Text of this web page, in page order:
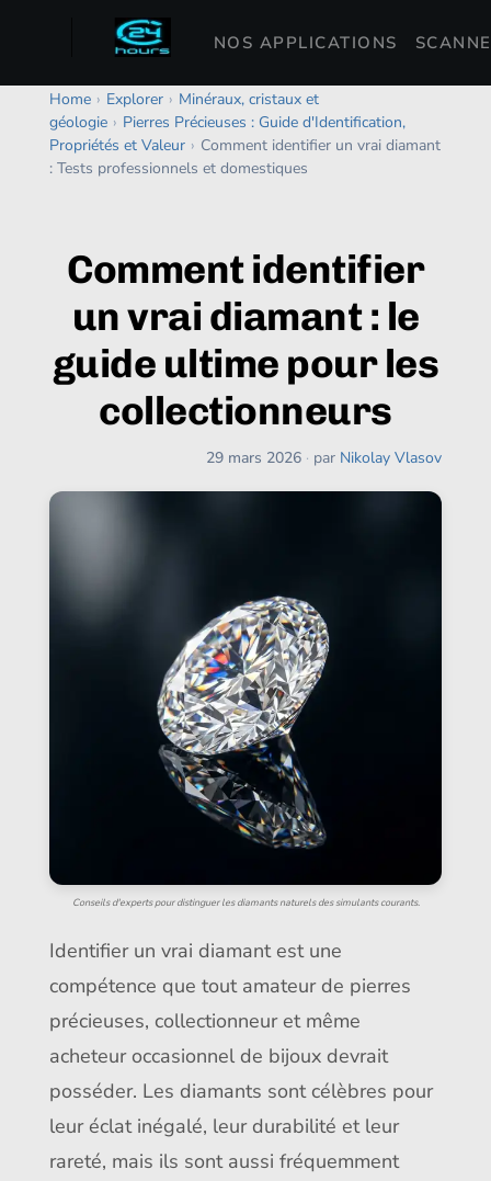
NOS APPLICATIONS
Home › Explorer › Minéraux, cristaux et
géologie › Pierres Précieuses : Guide d'Identification,
Propriétés et Valeur › Comment identifier un vrai diamant
: Tests professionnels et domestiques
Comment identifier
un vrai diamant : le
guide ultime pour les
collectionneurs
29 mars 2026 · par Nikolay Vlasov
Conseils d'experts pour distinguer les diamants naturels des simulants courants.
Identifier un vrai diamant est une
compétence que tout amateur de pierres
précieuses, collectionneur et même
acheteur occasionnel de bijoux devrait
posséder. Les diamants sont célèbres pour
leur éclat inégalé, leur durabilité et leur
rareté, mais ils sont aussi fréquemment